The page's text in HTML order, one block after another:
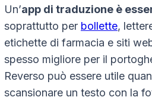
Un’app di traduzione è
soprattutto per bollette,
etichette di farmacia e siti
spesso migliore per il
Reverso può essere utile
scansionare un testo con la